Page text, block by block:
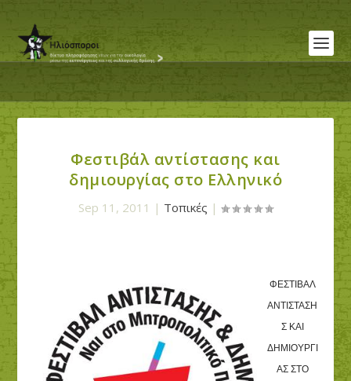
Φεστιβάλ αντίστασης και
δημιουργίας στο Ελληνικό
Sep 11, 2011 | Τοπικές |
ΦΕΣΤΙΒΑΛ
ΑΝΤΙΣΤΑΣΗ
Σ ΚΑΙ
ΔΗΜΙΟΥΡΓΙ
ΑΣ ΣΤΟ